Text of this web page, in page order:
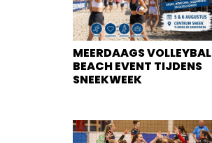
MEERDAAGS VOLLEYBAL
BEACH EVENT TIJDENS
SNEEKWEEK